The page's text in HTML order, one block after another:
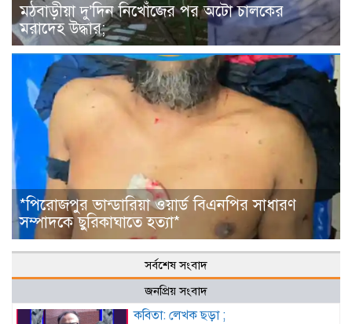
মঠবাড়ীয়া দু’দিন নিখোঁজের পর অটো চালকের
মরাদেহ উদ্ধার;
*পিরোজপুর ভান্ডারিয়া ওয়ার্ড বিএনপির সাধারণ
সম্পাদকে ছুরিকাঘাতে হত্যা*
সর্বশেষ সংবাদ
জনপ্রিয় সংবাদ
কবিতা: লেখক ছড়া ;